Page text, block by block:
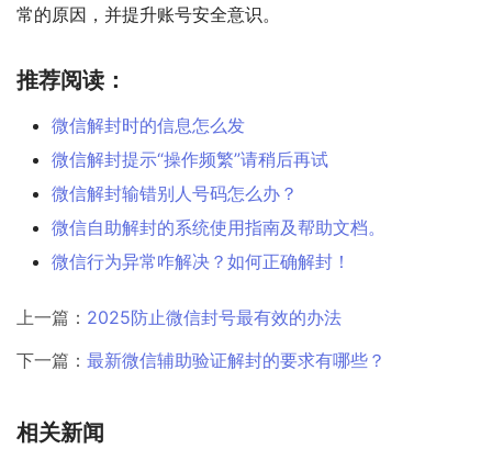
常的原因，并提升账号安全意识。
推荐阅读：
微信解封时的信息怎么发
微信解封提示“操作频繁”请稍后再试
微信解封输错别人号码怎么办？
微信自助解封的系统使用指南及帮助文档。
微信行为异常咋解决？如何正确解封！
上一篇： 2025防止微信封号最有效的办法
下一篇： 最新微信辅助验证解封的要求有哪些？
相关新闻